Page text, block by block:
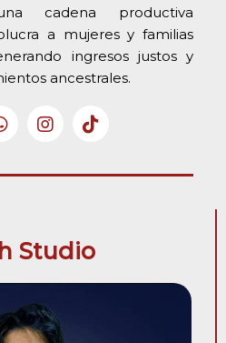
cadena productiva
a mujeres y familias
ingresos justos y
ancestrales.
Studio